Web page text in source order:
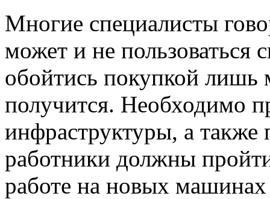
Многие специалисты
может и не пользоваться
обойтись покупкой
получится. Необходимо
инфраструктуры, а также
работники должны
работе на новых